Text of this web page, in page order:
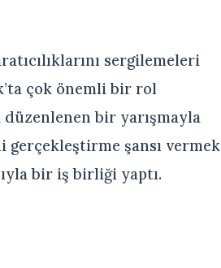
sergilemeleri
çok önemli bir rol
bir yarışmayla
şansı vermek
bir iş birliği yaptı.